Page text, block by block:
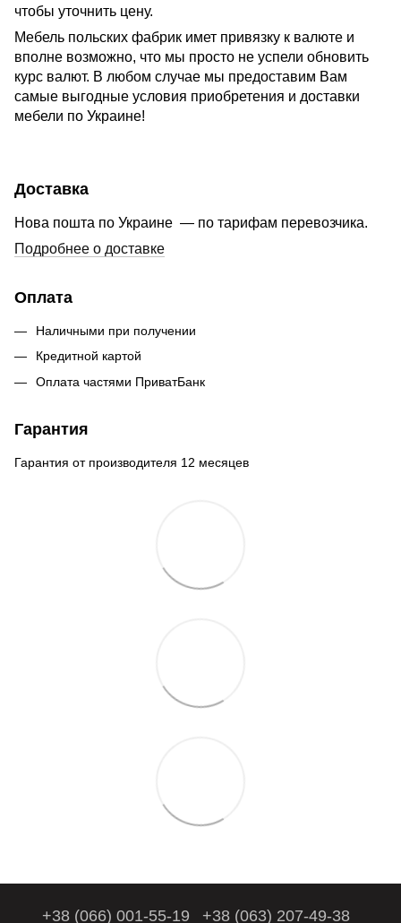
чтобы уточнить цену.
Мебель польских фабрик имет привязку к валюте и
вполне возможно, что мы просто не успели обновить
курс валют. В любом случае мы предоставим Вам
самые выгодные условия приобретения и доставки
мебели по Украине!
Доставка
Нова пошта по Украине — по тарифам перевозчика.
Подробнее о доставке
Оплата
Наличными при получении
Кредитной картой
Оплата частями ПриватБанк
Гарантия
Гарантия от производителя 12 месяцев
+38 (066) 001-55-19 +38 (063) 207-49-38